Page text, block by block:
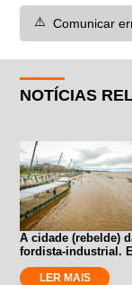
⚠️ Comunicar
NOTÍCIAS
A cidade (rebelde)
fordista-industrial.
LER MAIS